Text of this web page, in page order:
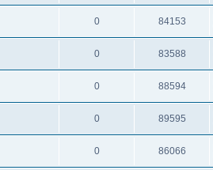
0 84153
0 83588
0 88594
0 89595
0 86066